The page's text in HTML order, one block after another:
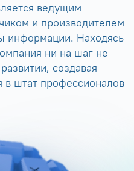
ведущим
и производителем
информации. Находясь
ни на шаг не
создавая
штат профессионалов